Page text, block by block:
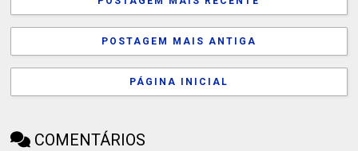
POSTAGEM MAIS ANTIGA
PÁGINA INICIAL
COMENTÁRIOS